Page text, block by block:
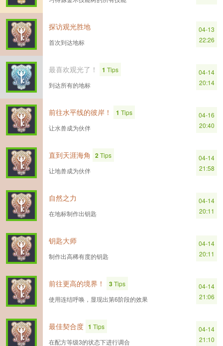
探访观光胜地
首次到达地标
04-13
22:26
最喜欢观光了！ 1 Tips
到达所有的地标
04-14
20:14
前往水平线的彼岸！ 1 Tips
让水兽成为伙伴
04-16
20:40
直到天涯海角 2Tips
让地兽成为伙伴
04-14
21:58
自然之力
在地标制作出钥匙
04-14
20:11
钥匙大师
制作出高稀有度的钥匙
04-14
20:11
前往更高的境界！ 3Tips
使用连结呼唤，显现出第6阶段的效果
04-14
21:06
最佳契合度 1 Tips
在配方等级3的状态下进行调合
04-14
21:10